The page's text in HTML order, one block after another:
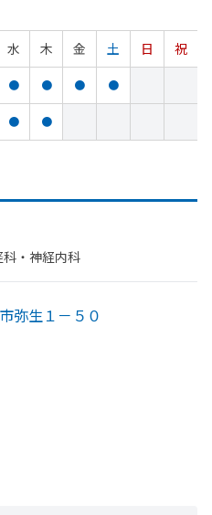
水 木 金 土 日
祝
● ● ● ●
● ●
・​神経内科
弥生１－５０